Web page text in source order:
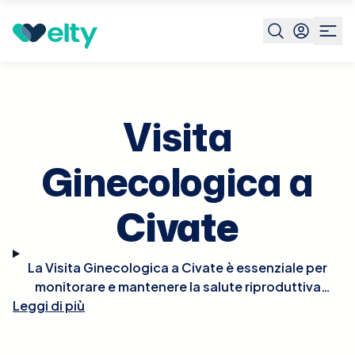
Prenota visita Civate
Visita
Ginecologica a
Civate
La Visita Ginecologica a Civate è essenziale per
monitorare e mantenere la salute riproduttiva
femminile. Durante la visita, il ginecologo condurrà
Leggi di più